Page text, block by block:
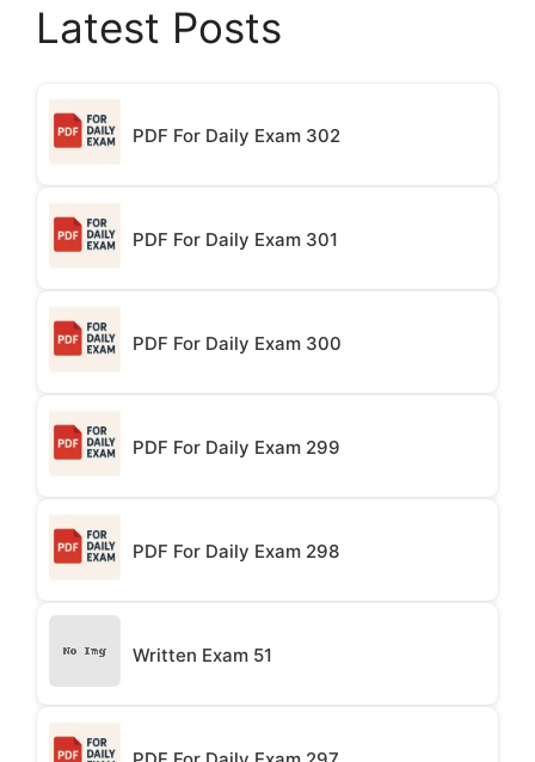
Latest Posts
PDF For Daily Exam 302
PDF For Daily Exam 301
PDF For Daily Exam 300
PDF For Daily Exam 299
PDF For Daily Exam 298
Written Exam 51